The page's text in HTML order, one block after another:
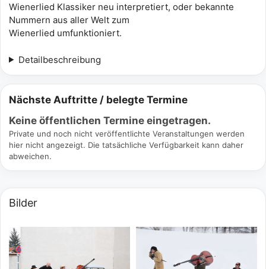
Wienerlied Klassiker neu interpretiert, oder bekannte
Nummern aus aller Welt zum
Wienerlied umfunktioniert.
Detailbeschreibung
Nächste Auftritte / belegte Termine
Keine öffentlichen Termine eingetragen.
Private und noch nicht veröffentlichte Veranstaltungen werden
hier nicht angezeigt. Die tatsächliche Verfügbarkeit kann daher
abweichen.
Bilder